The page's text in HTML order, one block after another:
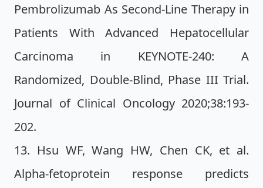
Pembrolizumab As Second-Line Therapy in
Patients With Advanced Hepatocellular
Carcinoma in KEYNOTE-240: A
Randomized, Double-Blind, Phase III Trial.
Journal of Clinical Oncology 2020;38:193-
202.
13. Hsu WF, Wang HW, Chen CK, et al.
Alpha-fetoprotein response predicts